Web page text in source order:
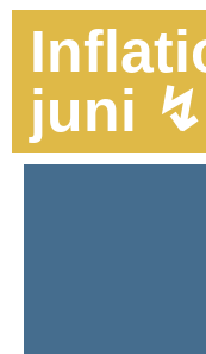
juni ↯